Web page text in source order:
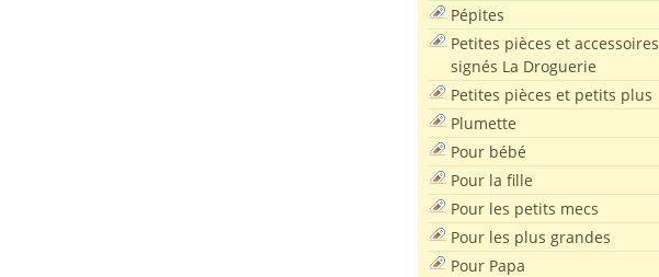
Pépites
Petites pièces et accessoires
signés La Droguerie
Petites pièces et petits plus
Plumette
Pour bébé
Pour la fille
Pour les petits mecs
Pour les plus grandes
Pour Papa